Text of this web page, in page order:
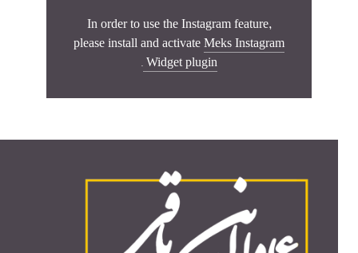
In order to use the Instagram feature,
please install and activate Meks Instagram
Widget plugin
.